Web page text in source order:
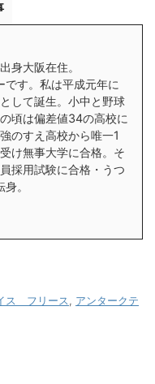
身大阪在住。
す。私は平成元年に
して誕生。小中と野球
頃は偏差値34の高校に
のすえ高校から唯一1
け無事大学に合格。そ
採用試験に合格・うつ
。
ス フリース, アンタークテ